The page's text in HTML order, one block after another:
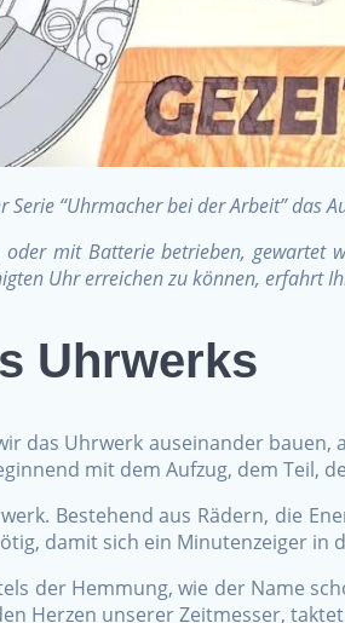
“Uhrmacher bei der Arbeit” das
mit Batterie betrieben, gewartet
Uhr erreichen zu können, erfahrt
Uhrwerks
das Uhrwerk auseinander
mit dem Aufzug, dem Teil,
Bestehend aus Rädern, die
damit sich ein Minutenzeiger
der Hemmung, wie der Name
Herzen unserer Zeitmesser,